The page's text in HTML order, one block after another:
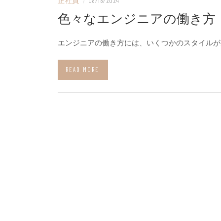
色々なエンジニアの働き方
エンジニアの働き方には、いくつかのスタイル
READ MORE